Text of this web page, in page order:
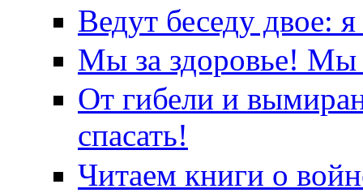
Ведут беседу двое:
Мы за здоровье! Мы
От гибели и
спасать!
Читаем книги о